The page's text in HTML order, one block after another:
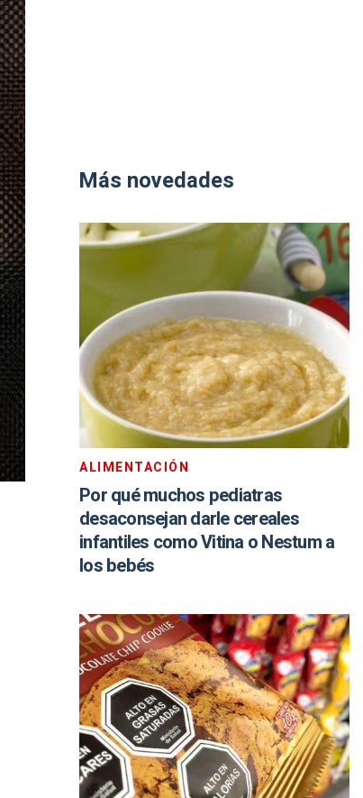
Más novedades
ALIMENTACIÓN
Por qué muchos pediatras
desaconsejan darle cereales
infantiles como Vitina o Nestum a
los bebés